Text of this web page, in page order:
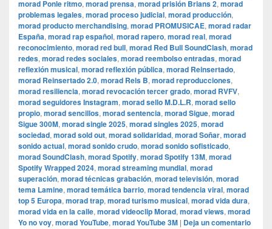
morad Ponle ritmo, morad prensa, morad prisión Brians 2, morad
problemas legales, morad proceso judicial, morad producción,
morad producto merchandising, morad PROMUSICAE, morad radar
España, morad rap español, morad rapero, morad real, morad
reconocimiento, morad red bull, morad Red Bull SoundClash, morad
redes, morad redes sociales, morad reembolso entradas, morad
reflexión musical, morad reflexión pública, morad Reinsertado,
morad Reinsertado 2.0, morad Rels B, morad reproducciones,
morad resiliencia, morad revocación tercer grado, morad RVFV,
morad seguidores Instagram, morad sello M.D.L.R, morad sello
propio, morad sencillos, morad sentencia, morad Sigue, morad
Sigue 300M, morad single 2025, morad singles 2025, morad
sociedad, morad sold out, morad solidaridad, morad Soñar, morad
sonido actual, morad sonido crudo, morad sonido sofisticado,
morad SoundClash, morad Spotify, morad Spotify 13M, morad
Spotify Wrapped 2024, morad streaming mundial, morad
superación, morad técnicas grabación, morad televisión, morad
tema Lamine, morad temática barrio, morad tendencia viral, morad
top 5 Europa, morad trap, morad turismo musical, morad vida dura,
morad vida en la calle, morad videocli‏p Morad, morad views, morad
Yo no voy, morad YouTube, morad YouTube 3M | Deja un comentario